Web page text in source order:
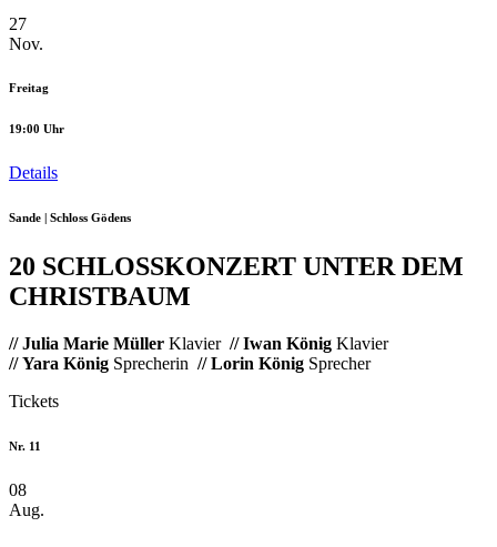
27
Nov.
Freitag
19:00 Uhr
Details
Sande | Schloss Gödens
20 SCHLOSSKONZERT UNTER DEM
CHRISTBAUM
// Julia Marie Müller Klavier // Iwan König Klavier
// Yara König Sprecherin // Lorin König Sprecher
Tickets
Nr. 11
08
Aug.